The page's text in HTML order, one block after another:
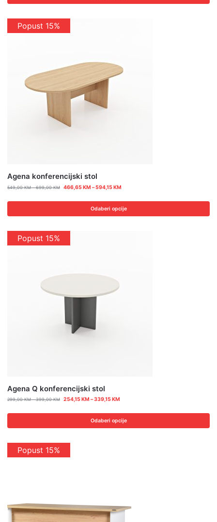
Popust 15%
Agena konferencijski stol
549,00KM – 699,00KM 466,65KM –594,15KM
Odaberi opcije
Popust 15%
Agena Q konferencijski stol
299,00KM – 399,00KM 254,15KM –339,15KM
Odaberi opcije
Popust 15%